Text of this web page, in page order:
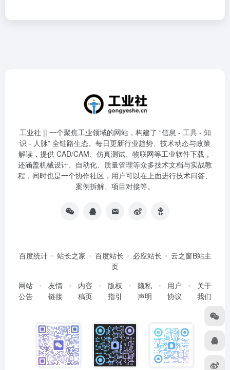
工业社 || 一个聚焦工业领域的网站，构建了 “信息 - 工具 - 知
识 - 人脉” 全链路生态。每日更新行业趋势、技术动态与政策
解读，提供 CAD/CAM、仿真测试、物联网等工业软件下载，
还涵盖机械设计、自动化、质量管理等众多技术文档与实战教
程，同时也是一个协作社区，用户可以在上面进行技术问答、
案例拆解、项目对接等。
百度统计 站长之家 百度站长 必应站长
云之窗B站主
页
网站
公告
友情
链接
内容
稿页
版权
指引
隐私
声明
用户
协议
关于
我们